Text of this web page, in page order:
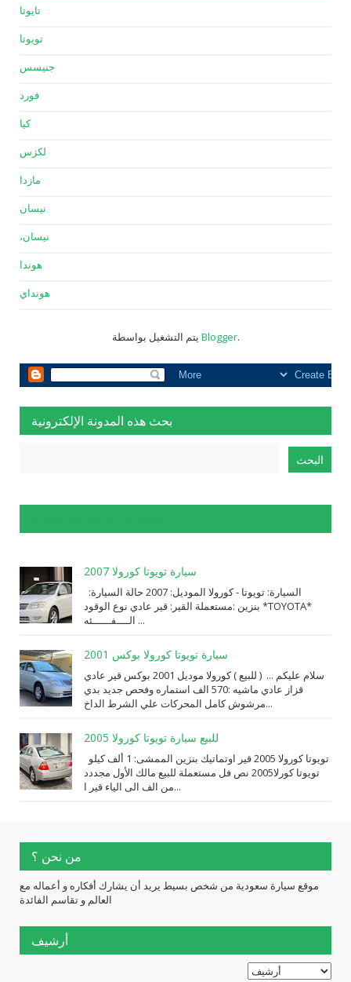
تايوتا
تويوتا
جنيسس
فورد
كيا
لكزس
مازدا
نيسان
نيسان،
هوندا
هونداي
Blogger.
بحث هذه المدونة الإلكترونية
سيارة تويوتا كورولا 2007
⁨مستعملة⁩ القير: ⁨قير عادي⁩ نوع الوقود: ⁨بنزين⁩ *TOYOTA*
الــــفــــــئه ...
سيارة تويوتا كورولا بوكس 2001
سلام عليكم ... ( للبيع ) كورولا موديل 2001 بوكس قير عادي
قزاز عادي ماشيه :570 الف استماره وفحص جديد بدي
مرشوش كامل المحركات علي الشرط الداخ...
للبيع سيارة تويوتا كورولا 2005
تويوتا كورلا2005 نص فل مستعملة للبيع مالك الأول مجددد
من الف الى الياء قير ا...
من نحن ؟
موقع سيارة سعودية من شخص بسيط يريد أن يشارك أفكاره و أعماله مع
العالم و تقاسم الفائدة
أرشيف